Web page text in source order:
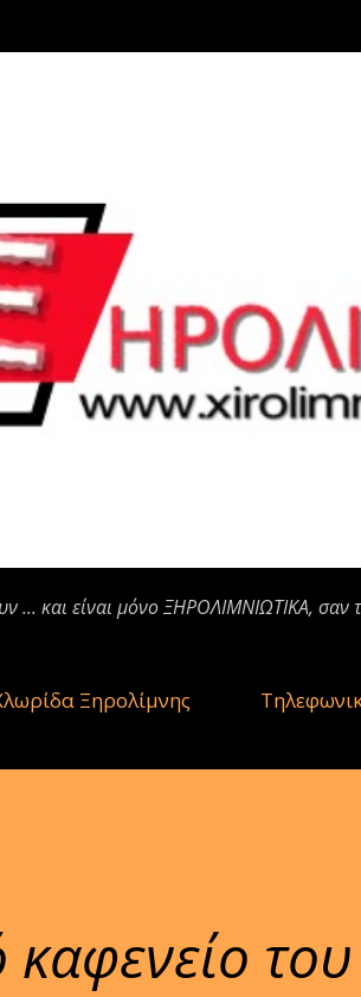
... και είναι μόνο ΞΗΡΟΛΙΜΝΙΩΤΙΚΑ, σαν
Ξηρολίμνης
καφενείο